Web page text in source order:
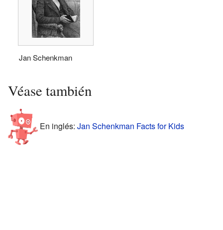
Jan Schenkman
Véase también
En inglés: Jan Schenkman Facts for Kids